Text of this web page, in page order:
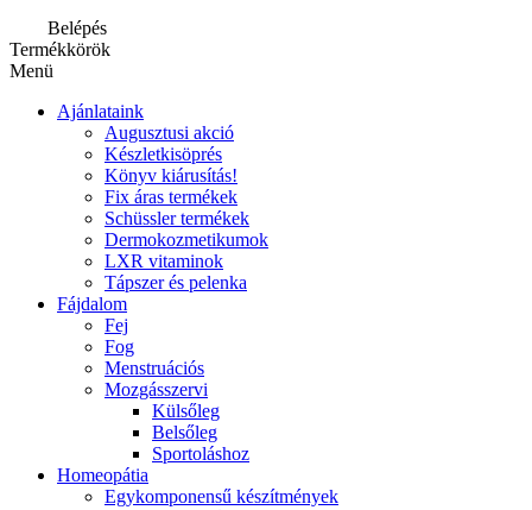
Belépés
Termékkörök
Menü
Ajánlataink
Augusztusi akció
Készletkisöprés
Könyv kiárusítás!
Fix áras termékek
Schüssler termékek
Dermokozmetikumok
LXR vitaminok
Tápszer és pelenka
Fájdalom
Fej
Fog
Menstruációs
Mozgásszervi
Külsőleg
Belsőleg
Sportoláshoz
Homeopátia
Egykomponensű készítmények